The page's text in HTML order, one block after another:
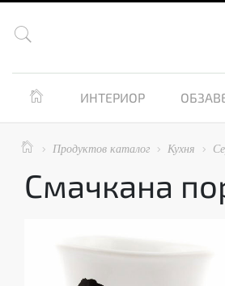

 ИНТЕРИОР
  Продуктов каталог  Кухня 
Смачкана